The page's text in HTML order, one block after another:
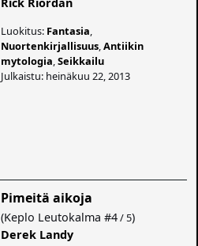
Luokitus: Fantasia
Nuortenkirjallisuus ,Antiikin
mytologia ,Seikkailu
Julkaistu: heinäkuu 22, 2013
Pimeitä aikoja
(Keplo Leutokalma #4/ 5)
Derek Landy